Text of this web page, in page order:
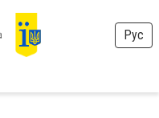
Рус